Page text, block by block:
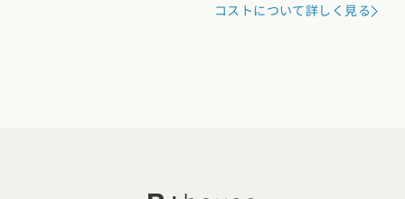
コストについて詳しく見る